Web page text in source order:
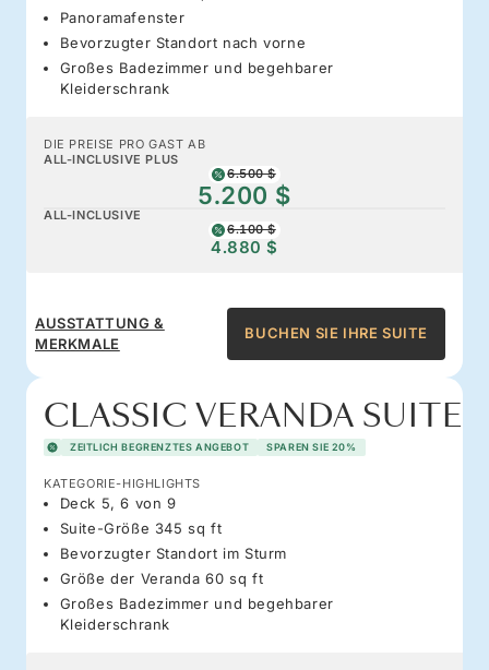
Panoramafenster
Bevorzugter Standort nach vorne
Großes Badezimmer und begehbarer
Kleiderschrank
DIE PREISE PRO GAST AB
ALL-INCLUSIVE PLUS
6.500 $
5.200 $
ALL-INCLUSIVE
6.100 $
4.880 $
AUSSTATTUNG &
MERKMALE
BUCHEN SIE IHRE SUITE
CLASSIC VERANDA SUITE
ZEITLICH BEGRENZTES ANGEBOT SPAREN SIE 20%
KATEGORIE-HIGHLIGHTS
Deck 5, 6 von 9
Suite-Größe 345 sq ft
Bevorzugter Standort im Sturm
Größe der Veranda 60 sq ft
Großes Badezimmer und begehbarer
Kleiderschrank